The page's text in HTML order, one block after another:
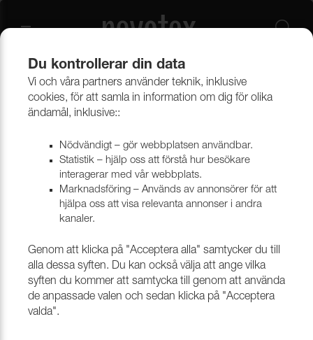
Outlet Möbeltyger
Du kontrollerar din data
Vi och våra partners använder teknik, inklusive
cookies, för att samla in information om dig för olika
ändamål, inklusive::
Nödvändigt – gör webbplatsen användbar.
Statistik – hjälp oss att förstå hur besökare
interagerar med vår webbplats.
Marknadsföring – Används av annonsörer för att
hjälpa oss att visa relevanta annonser i andra
kanaler.
Genom att klicka på "Acceptera alla" samtycker du till
alla dessa syften. Du kan också välja att ange vilka
syften du kommer att samtycka till genom att använda
de anpassade valen och sedan klicka på "Acceptera
valda".